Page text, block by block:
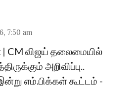
7:50 am
| CM விஜய் தலைமையில்
அறிவிப்பு..
எம்.பிக்கள் கூட்டம் -